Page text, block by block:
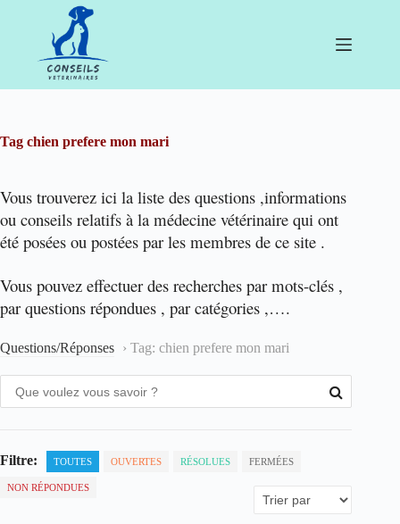
Tag chien prefere mon mari
Vous trouverez ici la liste des questions ,informations
ou conseils relatifs à la médecine vétérinaire qui ont
été posées ou postées par les membres de ce site .
Vous pouvez effectuer des recherches par mots-clés ,
par questions répondues , par catégories ,….
Questions/Réponses › Tag: chien prefere mon mari
Filtre: TOUTES OUVERTES RÉSOLUES FERMÉES
NON RÉPONDUES